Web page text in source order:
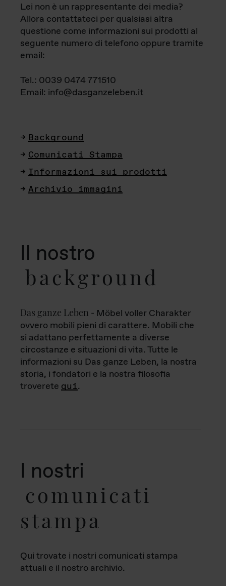
Lei non è un rappresentante dei media?
Allora contattateci per qualsiasi altra
questione come informazioni sui prodotti al
seguente numero di telefono oppure tramite
email:
Tel.: 0039 0474 771510
Email: info@dasganzeleben.it
Background
Comunicati Stampa
Informazioni sui prodotti
Archivio immagini
Il nostro
background
Das ganze Leben - Möbel voller Charakter
ovvero mobili pieni di carattere. Mobili che
si adattano perfettamente a diverse
circostanze e situazioni di vita. Tutte le
informazioni su Das ganze Leben, la nostra
storia, i fondatori e la nostra filosofia
troverete qui.
I nostri
comunicati
stampa
Qui trovate i nostri comunicati stampa
attuali e il nostro archivio.